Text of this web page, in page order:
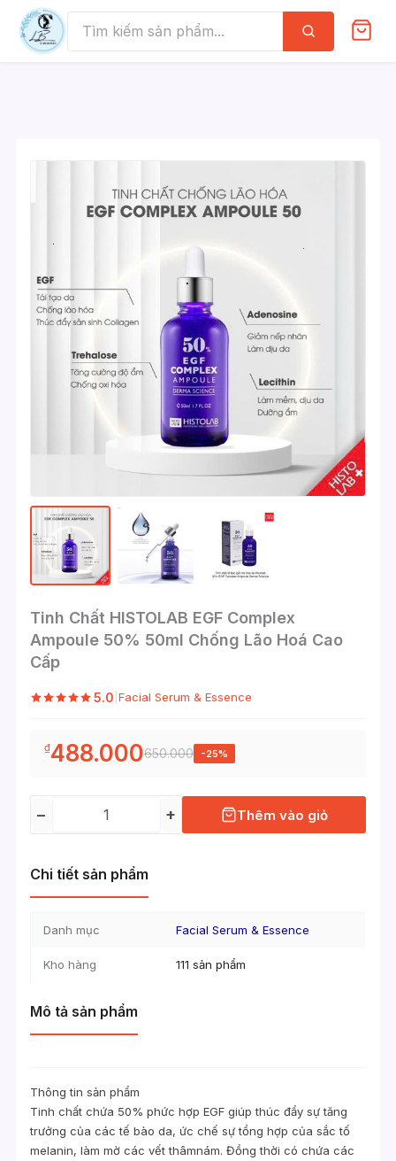
Skip
content
Tìm
kiếm
Tinh Chất HISTOLAB EGF Complex
Ampoule 50% 50ml Chống Lão Hoá Cao
Cấp
5.0 |Facial Serum & Essence
₫488.000650.000 -25%
− + Thêm vào giỏ
Chi tiết sản phẩm
Danh mục Facial Serum & Essence
Kho hàng 111 sản phẩm
Mô tả sản phẩm
Thông tin sản phẩm
Tinh chất chứa 50% phức hợp EGF giúp thúc đẩy sự tăng
trưởng của các tế bào da, ức chế sự tổng hợp của sắc tố
melanin, làm mờ các vết thâmnám. Đồng thời có chứa các